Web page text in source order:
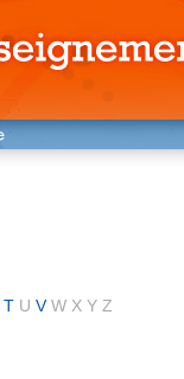
T U V W X Y Z